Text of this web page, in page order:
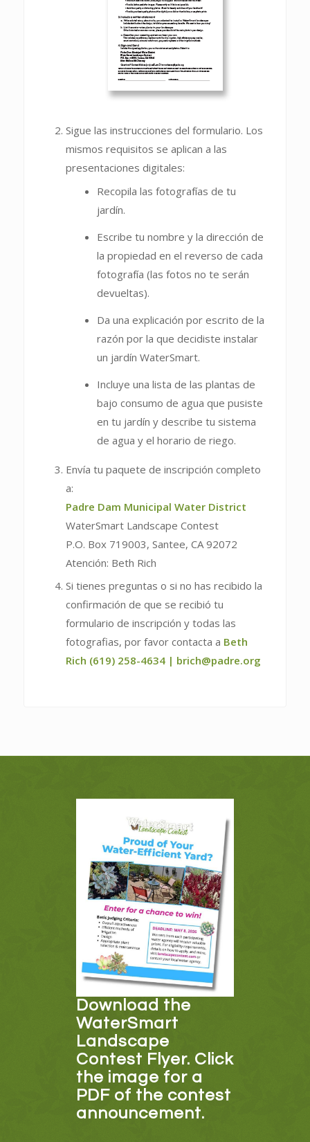
Sigue las instrucciones del formulario. Los
mismos requisitos se aplican a las
presentaciones digitales:
Recopila las fotografías de tu
jardín.
Escribe tu nombre y la dirección de
la propiedad en el reverso de cada
fotografía (las fotos no te serán
devueltas).
Da una explicación por escrito de la
razón por la que decidiste instalar
un jardín WaterSmart.
Incluye una lista de las plantas de
bajo consumo de agua que pusiste
en tu jardín y describe tu sistema
de agua y el horario de riego.
Envía tu paquete de inscripción completo
a:
Padre Dam Municipal Water District
WaterSmart Landscape Contest
P.O. Box 719003, Santee, CA 92072
Atención: Beth Rich
Si tienes preguntas o si no has recibido la
confirmación de que se recibió tu
formulario de inscripción y todas las
fotografias, por favor contacta a Beth
Rich (619) 258-4634 | brich@padre.org
Download the
WaterSmart
Landscape
Contest Flyer. Click
the image for a
PDF of the contest
announcement.